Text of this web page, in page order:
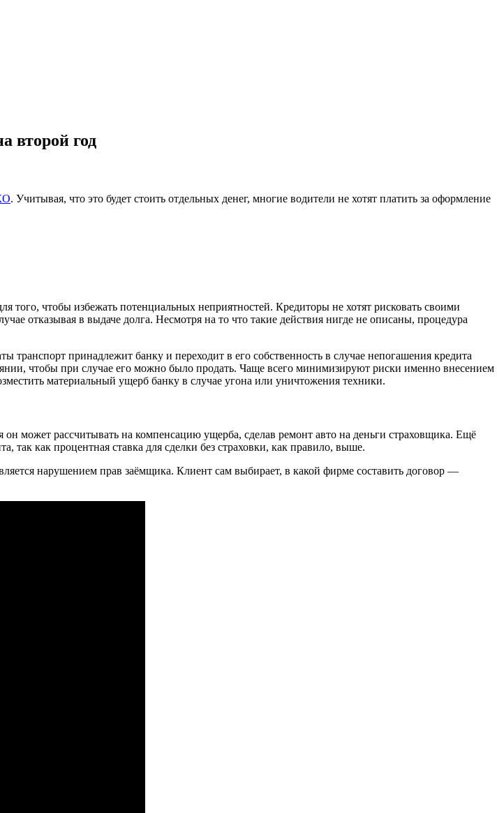
второй год
. Учитывая, что это будет стоить отдельных денег, многие водители не хотят платить за оформление
чтобы избежать потенциальных неприятностей. Кредиторы не хотят рисковать своими
отказывая в выдаче долга. Несмотря на то что такие действия нигде не описаны, процедура
принадлежит банку и переходит в его собственность в случае непогашения кредита
чтобы при случае его можно было продать. Чаще всего минимизируют риски именно внесением
материальный ущерб банку в случае угона или уничтожения техники.
может рассчитывать на компенсацию ущерба, сделав ремонт авто на деньги страховщика. Ещё
как процентная ставка для сделки без страховки, как правило, выше.
нарушением прав заёмщика. Клиент сам выбирает, в какой фирме составить договор —